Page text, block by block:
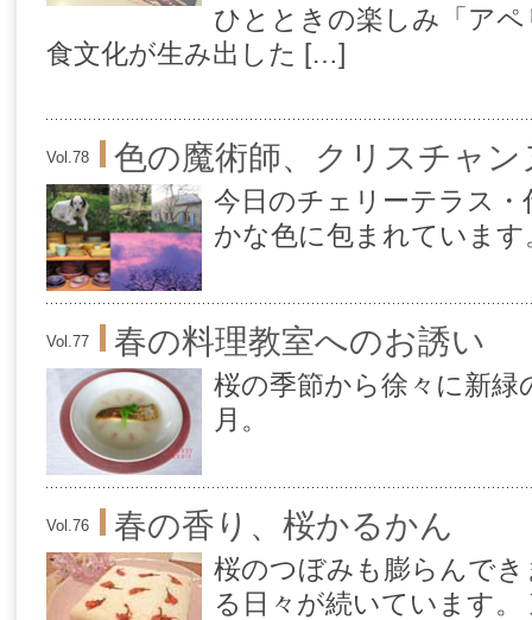
ひとときの楽しみ「ア
食文化が生み出した […]
Vol.78 色の魔術師、クリスチャ
今日のチェリーテラス
かな色に包まれていま
Vol.77 春の料理教室へのお誘い
桜の季節から徐々に新緑
月。
Vol.76 春の香り、桜かるかん
桜のつぼみも膨らんで
る日々が続いています